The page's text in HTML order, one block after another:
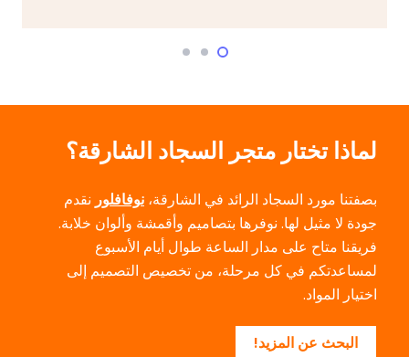
لماذا تختار متجر السجاد الشارقة؟
بصفتنا مورد السجاد الرائد في الشارقة، نوفافلور نقدم
جودة لا مثيل لها. نوفرها بتصاميم وأقمشة وألوان خلابة.
فريقنا متاح على مدار الساعة طوال أيام الأسبوع
لمساعدتكم في كل مرحلة، من تخصيص التصميم إلى
اختيار المواد.
البحث عن المزيد!